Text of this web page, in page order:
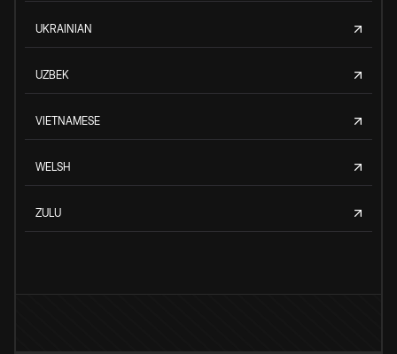
UKRAINIAN
UZBEK
VIETNAMESE
WELSH
ZULU